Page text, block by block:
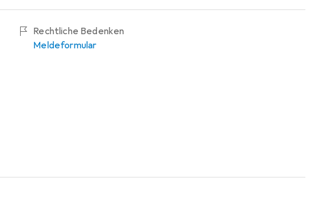
Rechtliche Bedenken
Meldeformular